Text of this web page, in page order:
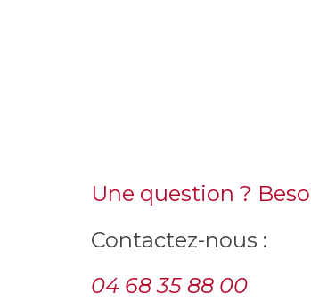
Une question ?
Contactez-nous :
04 68 35 88 00